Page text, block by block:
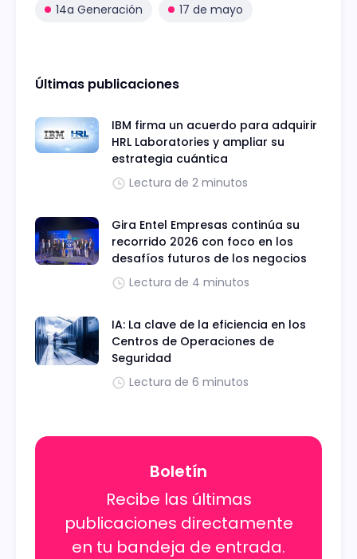
14a Generación 17 de mayo
Últimas publicaciones
IBM firma un acuerdo para adquirir
HRL Laboratories y ampliar su
estrategia cuántica
Lectura de 2 minutos
Gira Entel Empresas continúa su
recorrido 2026 con foco en los
desafíos futuros de los negocios
Lectura de 4 minutos
IA: La clave de la eficiencia en los
Centros de Operaciones de
Seguridad
Lectura de 6 minutos
Boletín
Recibe las últimas
publicaciones directamente
en tu bandeja de entrada.